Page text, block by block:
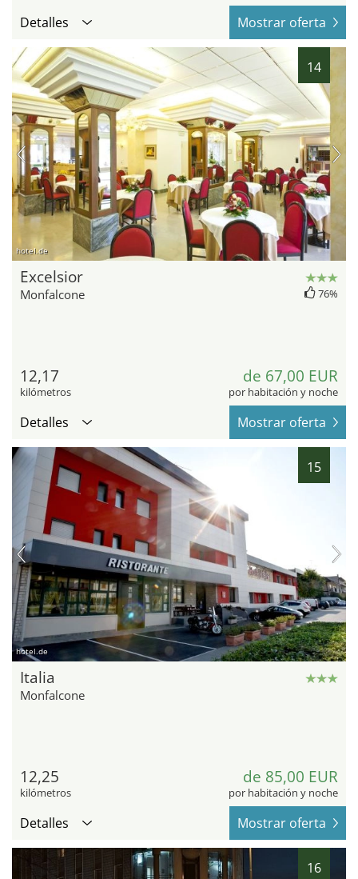
Detalles Mostrar oferta
14
hotel.de
Excelsior
Monfalcone 76%
12,17
kilómetros
de 67,00 EUR
por habitación y noche
Detalles Mostrar oferta
15
hotel.de
Italia
Monfalcone
12,25
kilómetros
de 85,00 EUR
por habitación y noche
Detalles Mostrar oferta
16